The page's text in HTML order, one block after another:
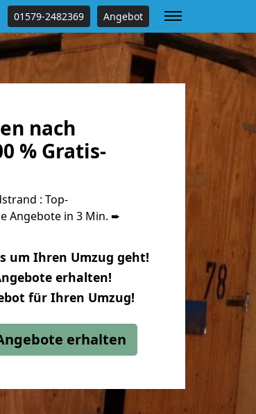
01579-2482369 Angebot
nach
% Gratis-
: Top-
Angebote in 3 Min. ➨
um Ihren Umzug geht!
erhalten!
für Ihren Umzug!
erhalten